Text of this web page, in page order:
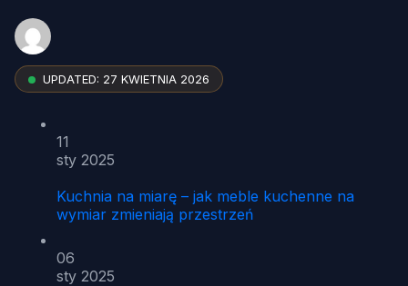
UPDATED: 27 KWIETNIA 2026
11
sty 2025
Kuchnia na miarę – jak meble kuchenne na
wymiar zmieniają przestrzeń
06
sty 2025